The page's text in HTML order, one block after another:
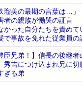
瑠美の最期の言葉は…
者の親族が慟哭の証言
かった自分たちを責め
で事故を免れた従業員の
臣兄弟！】信長の後継
吉につけ込まれ兄に切
ぎる弟